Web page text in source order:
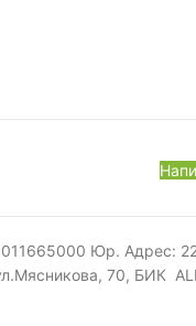
Юр. Адрес:
70, БИК